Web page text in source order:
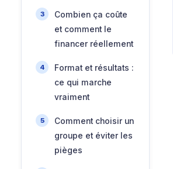
Combien ça coûte
et comment le
financer réellement
Format et résultats :
ce qui marche
vraiment
Comment choisir un
groupe et éviter les
pièges